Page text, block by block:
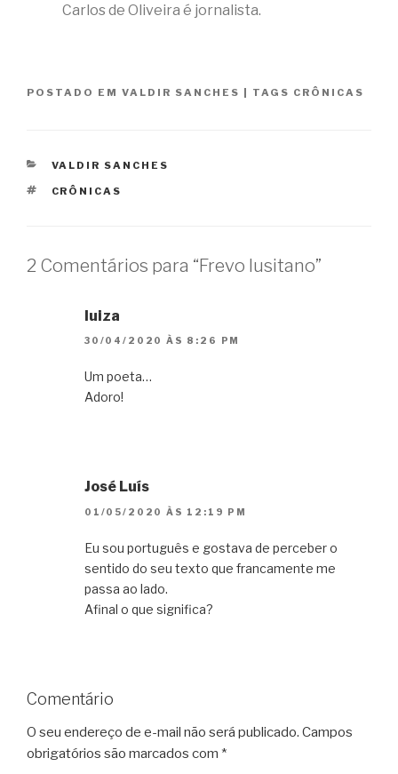
Carlos de Oliveira é jornalista.
POSTADO EM VALDIR SANCHES TAGS CRÔNICAS
CATEGORIAS
VALDIR SANCHES
TAGS
CRÔNICAS
2 Comentários para “Frevo lusitano”
luiza
30/04/2020 ÀS 8:26 PM
Um poeta…
Adoro!
José Luís
01/05/2020 ÀS 12:19 PM
Eu sou português e gostava de perceber o
sentido do seu texto que francamente me
passa ao lado.
Afinal o que significa?
Comentário
O seu endereço de e-mail não será publicado. Campos
obrigatórios são marcados com *